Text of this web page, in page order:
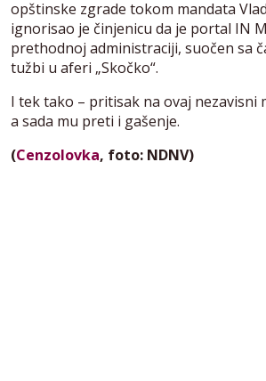
opštinske zgrade tokom mandata
ignorisao je činjenicu da je portal IN
prethodnoj administraciji, suočen sa
tužbi u aferi „Skočko“.
I tek tako – pritisak na ovaj nezavisni
a sada mu preti i gašenje.
(Cenzolovka, foto: NDNV)